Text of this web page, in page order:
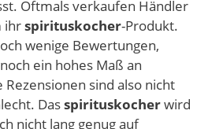
Oftmals verkaufen Händler
ihrspirituskocher-Produkt.
wenige Bewertungen,
ein hohes Maß an
Rezensionen sind also nicht
Dasspirituskocherwird
nicht lang genug auf